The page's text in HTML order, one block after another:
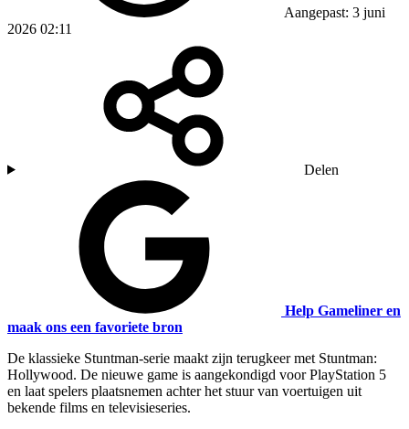
Aangepast: 3 juni
2026 02:11
Delen
Help Gameliner en
maak ons een favoriete bron
De klassieke Stuntman-serie maakt zijn terugkeer met Stuntman:
Hollywood. De nieuwe game is aangekondigd voor PlayStation 5
en laat spelers plaatsnemen achter het stuur van voertuigen uit
bekende films en televisieseries.